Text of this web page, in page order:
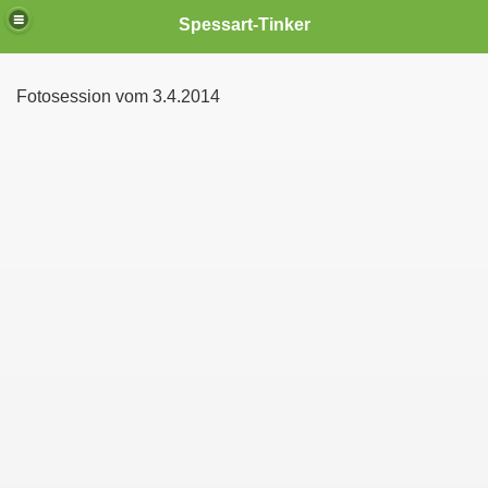
Spessart-Tinker
Fotosession vom 3.4.2014